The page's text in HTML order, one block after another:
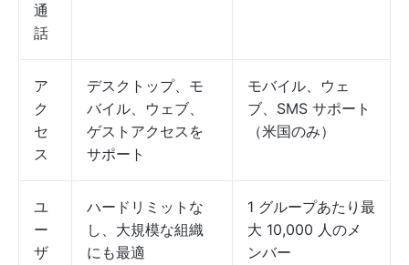
通
話
ア
ク
セ
ス
デスクトップ、モ
バイル、ウェブ、
ゲストアクセスを
サポート
モバイル、ウェ
ブ、SMS サポート
（米国のみ）
ユ
ー
ザ
ハードリミットな
し、大規模な組織
にも最適
1 グループあたり最
大 10,000 人のメ
ンバー